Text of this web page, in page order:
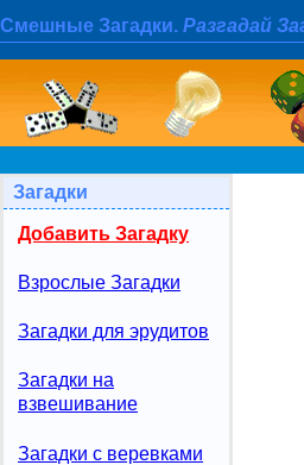
Смешные Загадки. Разгадай
Загадки
Добавить Загадку
Взрослые Загадки
Загадки для эрудитов
Загадки на
взвешивание
Загадки с веревками